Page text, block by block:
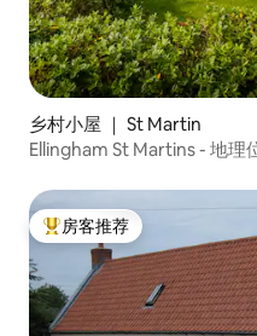
乡村小屋 ｜ St Martin
Ellingham St Martins - 地理
热门「房客推荐」
房客推荐